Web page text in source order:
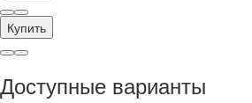
Купить
Доступные варианты